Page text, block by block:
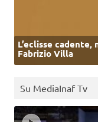
L’eclisse
Fabrizio Villa
Su MediaInaf Tv